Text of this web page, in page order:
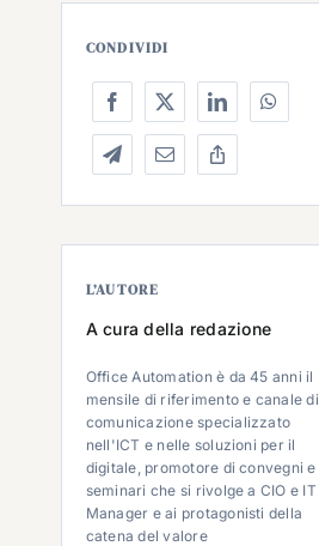
CONDIVIDI
L’AUTORE
A cura della redazione
Office Automation è da 45 anni il
mensile di riferimento e canale di
comunicazione specializzato
nell'ICT e nelle soluzioni per il
digitale, promotore di convegni e
seminari che si rivolge a CIO e IT
Manager e ai protagonisti della
catena del valore